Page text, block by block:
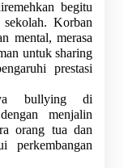
begitu
Korban
mental, merasa
untuk sharing
prestasi
bullying di
menjalin
orang tua dan
perkembangan